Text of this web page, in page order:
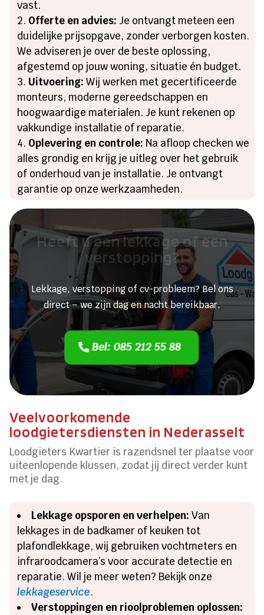
vast.
Offerte en advies: Je ontvangt meteen een
duidelijke prijsopgave, zonder verborgen kosten.
We adviseren je over de beste oplossing,
afgestemd op jouw woning, situatie én budget.
Uitvoering: Wij werken met gecertificeerde
monteurs, moderne gereedschappen en
hoogwaardige materialen. Je kunt rekenen op
vakkundige installatie of reparatie.
Oplevering en controle: Na afloop checken we
alles grondig en krijg je uitleg over het gebruik
of onderhoud van je installatie. Je ontvangt
garantie op onze werkzaamheden.
Heeft u een lekkage of een
verstopping?
Lekkage, verstopping of cv-probleem? Bel ons
direct – we zijn dag en nacht bereikbaar.
Bel: 085 212 55 88
Veelvoorkomende
loodgietersdiensten in Nederasselt
Loodgieters Kwartier is razendsnel ter plaatse voor
uiteenlopende klussen, zodat jij direct verder kunt
met je dag.
Lekkage opsporen en verhelpen: Van
lekkages in de badkamer of keuken tot
plafondlekkage, wij gebruiken vochtmeters en
infraroodcamera’s voor accurate detectie en
reparatie. Wil je meer weten? Bekijk onze
lekkageservice.
Verstoppingen en rioolproblemen oplossen: